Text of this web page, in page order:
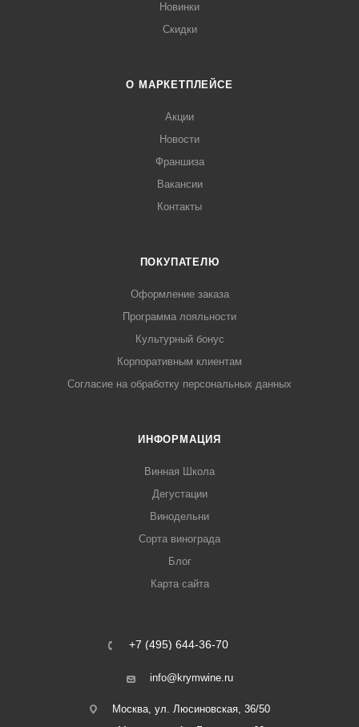
Новинки
Скидки
О МАРКЕТПЛЕЙСЕ
Акции
Новости
Франшиза
Вакансии
Контакты
ПОКУПАТЕЛЮ
Оформление заказа
Программа лояльности
Культурный бонус
Корпоративным клиентам
Согласие на обработку персональных данных
ИНФОРМАЦИЯ
Винная Школа
Дегустации
Винодельни
Сорта винограда
Блог
Карта сайта
+7 (495) 644-36-70
info@krymwine.ru
Москва, ул. Люсиновская, 36/50